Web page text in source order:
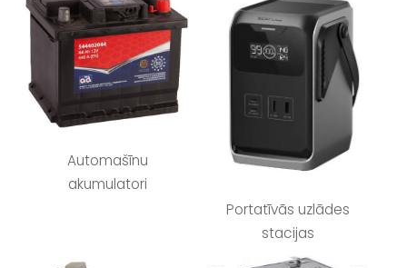
Automašīnu
akumulatori
Portatīvās uzlādes
stacijas